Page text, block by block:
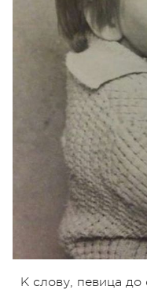
К слову, певица